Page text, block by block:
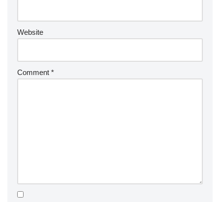
Website
Comment *